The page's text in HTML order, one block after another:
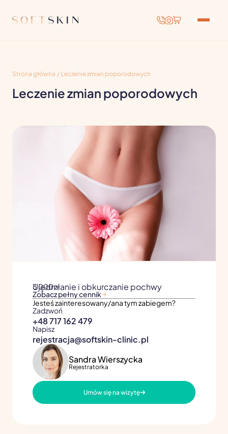
Strona główna / Leczenie zmian poporodowych
Leczenie zmian poporodowych
Ujędrnianie i obkurczanie pochwy
3 000 zł
Zobacz pełny cennik
Jesteś zainteresowany/ana tym zabiegem?
Zadzwoń
+48 717 162 479
Napisz
rejestracja@softskin-clinic.pl
Sandra Wierszycka
Rejestratorka
Umów się na wizytę